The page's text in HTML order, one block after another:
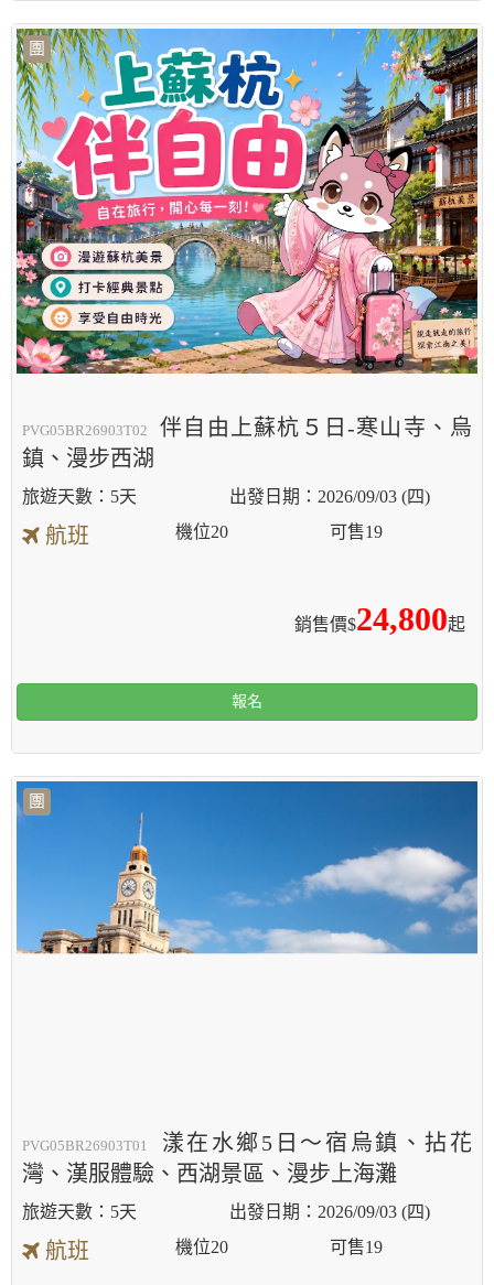
團
PVG05BR26903T02
伴自由上蘇杭５日-寒山寺、烏
鎮、漫步西湖
5天 2026/09/03 (四)
航班
銷售價$24,800起
機位20 可售19
報名
團
PVG05BR26903T01
漾在水鄉5日～宿烏鎮、拈花
灣、漢服體驗、西湖景區、漫步上海灘
5天 2026/09/03 (四)
航班 機位20 可售19